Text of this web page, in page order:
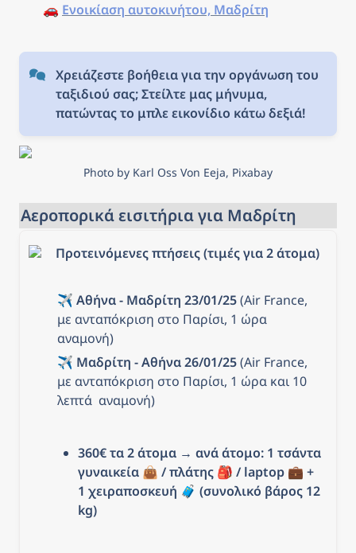
🚗 Ενοικίαση αυτοκινήτου, Μαδρίτη
Χρειάζεστε βοήθεια για την οργάνωση του
ταξιδιού σας; Στείλτε μας μήνυμα,
πατώντας το μπλε εικονίδιο κάτω δεξιά!
Photo by Karl Oss Von Eeja, Pixabay
Αεροπορικά εισιτήρια για Μαδρίτη
Προτεινόμενες πτήσεις (τιμές για 2 άτομα)
✈️ Αθήνα - Μαδρίτη 23/01/25 (Air France,
με ανταπόκριση στο Παρίσι, 1 ώρα
αναμονή)
✈️ Μαδρίτη - Αθήνα 26/01/25 (Air France,
με ανταπόκριση στο Παρίσι, 1 ώρα και 10
λεπτά  αναμονή)
360€ τα 2 άτομα → ανά άτομο: 1 τσάντα
γυναικεία 👜 / πλάτης 🎒 / laptop 💼 +
1 χειραποσκευή 🧳 (συνολικό βάρος 12
kg)